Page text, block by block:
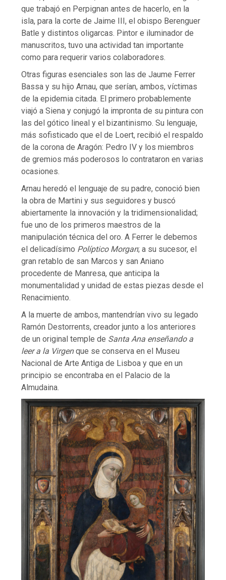
que trabajó en Perpignan antes de hacerlo, en la
isla, para la corte de Jaime III, el obispo Berenguer
Batle y distintos oligarcas. Pintor e iluminador de
manuscritos, tuvo una actividad tan importante
como para requerir varios colaboradores.
Otras figuras esenciales son las de Jaume Ferrer
Bassa y su hijo Arnau, que serían, ambos, víctimas
de la epidemia citada. El primero probablemente
viajó a Siena y conjugó la impronta de su pintura con
las del gótico lineal y el bizantinismo. Su lenguaje,
más sofisticado que el de Loert, recibió el respaldo
de la corona de Aragón: Pedro IV y los miembros
de gremios más poderosos lo contrataron en varias
ocasiones.
Arnau heredó el lenguaje de su padre, conoció bien
la obra de Martini y sus seguidores y buscó
abiertamente la innovación y la tridimensionalidad;
fue uno de los primeros maestros de la
manipulación técnica del oro. A Ferrer le debemos
el delicadísimo Políptico Morgan; a su sucesor, el
gran retablo de san Marcos y san Aniano
procedente de Manresa, que anticipa la
monumentalidad y unidad de estas piezas desde el
Renacimiento.
A la muerte de ambos, mantendrían vivo su legado
Ramón Destorrents, creador junto a los anteriores
de un original temple de Santa Ana enseñando a
leer a la Virgenque se conserva en el Museu
Nacional de Arte Antiga de Lisboa y que en un
principio se encontraba en el Palacio de la
Almudaina.